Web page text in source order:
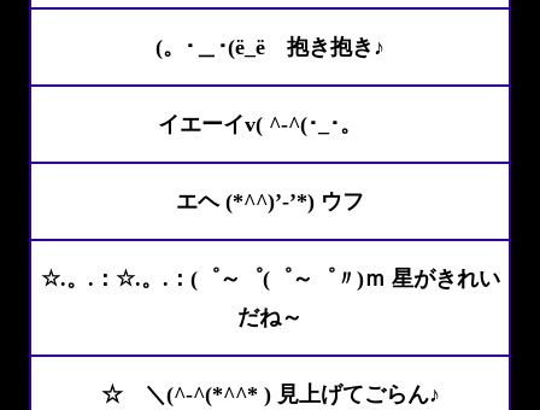
(。･＿･(ё_ёゝ抱き抱き♪
イエーイv( ^-^(･_･。ゝ
エヘ (*^^)’-’*) ウフ
☆.。.：☆.。.：(゜～゜(゜～゜〃)ｍ 星がきれい
だね～
☆ ＼(^-^(*^^* ) 見上げてごらん♪